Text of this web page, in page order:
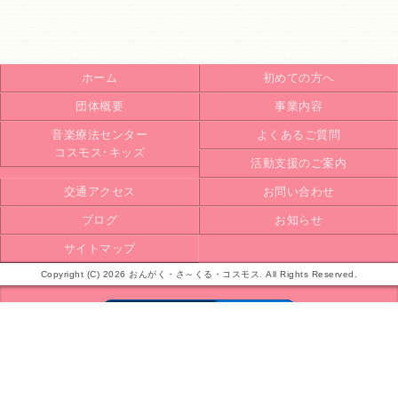
ホーム 初めての方へ
団体概要 事業内容
音楽療法センター
コスモス･キッズ
よくあるご質問
活動支援のご案内
交通アクセス お問い合わせ
ブログ お知らせ
サイトマップ
Copyright (C) 2026 おんがく・さ～くる・コスモス. All Rights Reserved.